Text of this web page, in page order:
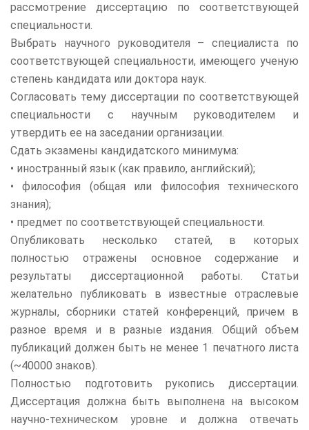
рассмотрение диссертацию по соответствующей
специальности.
Выбрать научного руководителя – специалиста по
соответствующей специальности, имеющего ученую
степень кандидата или доктора наук.
Согласовать тему диссертации по соответствующей
специальности с научным руководителем и
утвердить ее на заседании организации.
Сдать экзамены кандидатского минимума:
• иностранный язык (как правило, английский);
• философия (общая или философия технического
знания);
• предмет по соответствующей специальности.
Опубликовать несколько статей, в которых
полностью отражены основное содержание и
результаты диссертационной работы. Статьи
желательно публиковать в известные отраслевые
журналы, сборники статей конференций, причем в
разное время и в разные издания. Общий объем
публикаций должен быть не менее 1 печатного листа
(~40000 знаков).
Полностью подготовить рукопись диссертации.
Диссертация должна быть выполнена на высоком
научно-техническом уровне и должна отвечать